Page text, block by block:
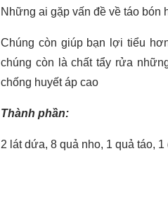
Những ai gặp vấn đề về táo bón
Chúng còn giúp bạn lợi tiểu
chúng còn là chất tẩy rửa
chống huyết áp cao
Thành phần:
2 lát dứa, 8 quả nho, 1 quả táo,